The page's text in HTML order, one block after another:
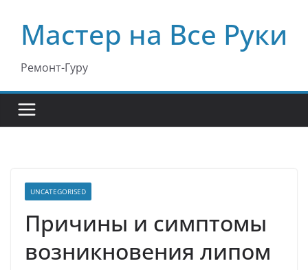
содержимому
Мастер на Все Руки
Ремонт-Гуру
UNCATEGORISED
Причины и симптомы
возникновения липом